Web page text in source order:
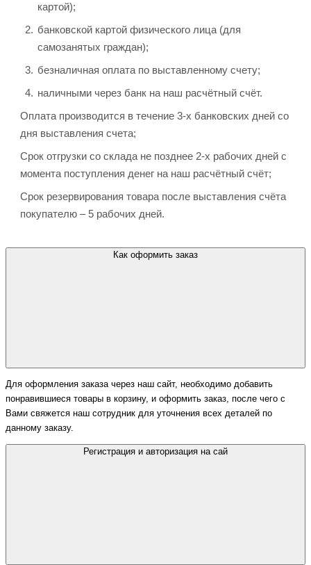
картой);
банковской картой физического лица (для
самозанятых граждан);
безналичная оплата по выставленному счету;
наличными через банк на наш расчётный счёт.
Оплата производится в течение 3-х банковских дней со
дня выставления счета;
Срок отгрузки со склада не позднее 2-х рабочих дней с
момента поступления денег на наш расчётный счёт;
Срок резервирования товара после выставления счёта
покупателю – 5 рабочих дней.
Как оформить заказ
Для оформления заказа через наш сайт, необходимо добавить
понравившиеся товары в корзину, и оформить заказ, после чего с
Вами свяжется наш сотрудник для уточнения всех деталей по
данному заказу.
Регистрация и авторизация на сай